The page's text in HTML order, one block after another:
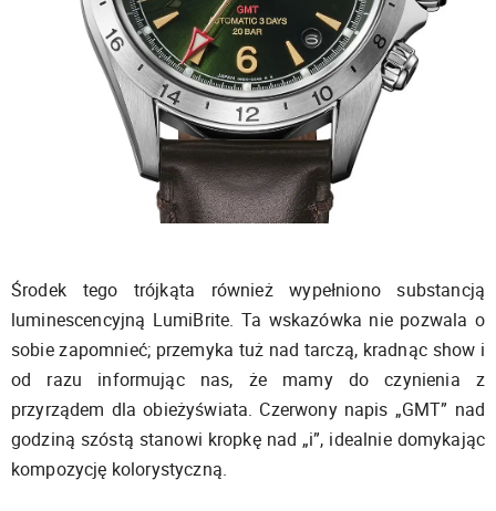
Środek tego trójkąta również wypełniono substancją
luminescencyjną LumiBrite. Ta wskazówka nie pozwala o
sobie zapomnieć; przemyka tuż nad tarczą, kradnąc show i
od razu informując nas, że mamy do czynienia z
przyrządem dla obieżyświata. Czerwony napis „GMT” nad
godziną szóstą stanowi kropkę nad „i”, idealnie domykając
kompozycję kolorystyczną.